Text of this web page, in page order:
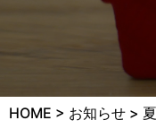
HOME > お知らせ >